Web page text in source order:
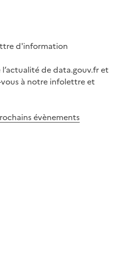
d'information
de data.gouv.fr et
à notre infolettre et
évènements